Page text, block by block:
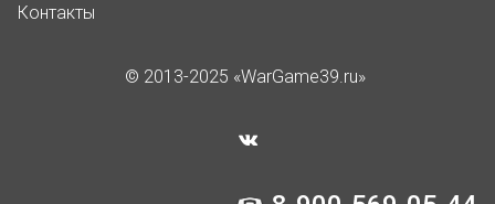
Контакты
© 2013-2025 «WarGame39.ru»